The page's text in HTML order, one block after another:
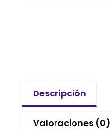
Descripción
Valoraciones (0)